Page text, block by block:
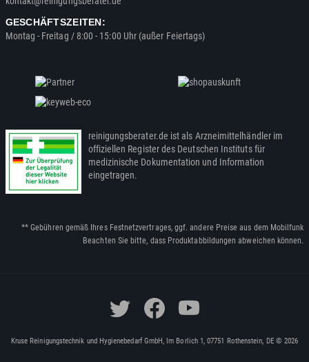
GESCHÄFTSZEITEN:
Montag - Freitag / 8:00 - 15:00 Uhr (außer Feiertags)
reinigungsberater.de ist als Arzneimittelhändler im
offiziellen Register des Deutschen Instituts für
medizinische Dokumentation und Information
eingetragen.
** Gebühren gemäß Ihres Festnetzvertrages, ggf. andere Preise aus dem Mobilfunk
Beachten Sie bitte, dass Produktabbildungen abweichen können.
Kruse Reinigungstechnik und Hygienebedarf GmbH, Im Borlich 1, 07751 Rothenstein, DE © 2026